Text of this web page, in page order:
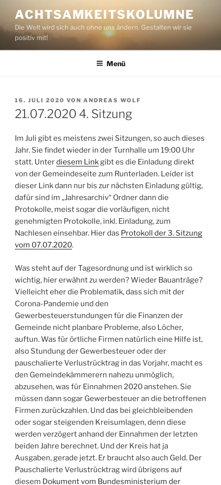
Inhalt
springen
ACHTSAMKEITSKOLUMNE
Die Welt wird sich auch ohne uns ändern. Gestalten wir sie
positiv mit!
Menü
VERÖFFENTLICHT
AM
16. JULI 2020 VON ANDREAS WOLF
21.07.2020 4. Sitzung
Im Juli gibt es meistens zwei Sitzungen, so auch dieses
Jahr. Sie findet wieder in der Turnhalle um 19:00 Uhr
statt. Unterdiesem Linkgibt es die Einladung direkt
von der Gemeindeseite zum Runterladen. Leider ist
dieser Link dann nur bis zur nächsten Einladung gültig,
dafür sind im „Jahresarchiv“ Ordner dann die
Protokolle, meist sogar die vorläufigen, nicht
genehmigten Protokolle, inkl. Einladung, zum
Nachlesen einsehbar. Hier das Protokoll der 3. Sitzung
vom 07.07.2020.
Was steht auf der Tagesordnung und ist wirklich so
wichtig, hier erwähnt zu werden? Wieder Bauanträge?
Vielleicht eher die Problematik, dass sich mit der
Corona-Pandemie und den
Gewerbesteuerstundungen für die Finanzen der
Gemeinde nicht planbare Probleme, also Löcher,
auftun. Was für örtliche Firmen natürlich eine Hilfe ist,
also Stundung der Gewerbesteuer oder der
pauschalierte Verlustrücktrag in das Vorjahr, macht es
den Gemeindekämmerern nahezu unmöglich,
abzusehen, was für Einnahmen 2020 anstehen. Sie
müssen dann sogar Gewerbesteuer an die betroffenen
Firmen zurückzahlen. Und das bei gleichbleibenden
oder sogar steigenden Kreisumlagen, denn diese
werden verzögert anhand der Einnahmen der letzten
beiden Jahre berechnet. Und der Kreis hat ja
Ausgaben, gerade jetzt. Er braucht also auch Geld. Der
Pauschalierte Verlustrücktrag wird übrigens auf
diesem Dokument vom Bundesministerium der